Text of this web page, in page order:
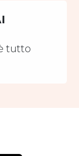
tutto